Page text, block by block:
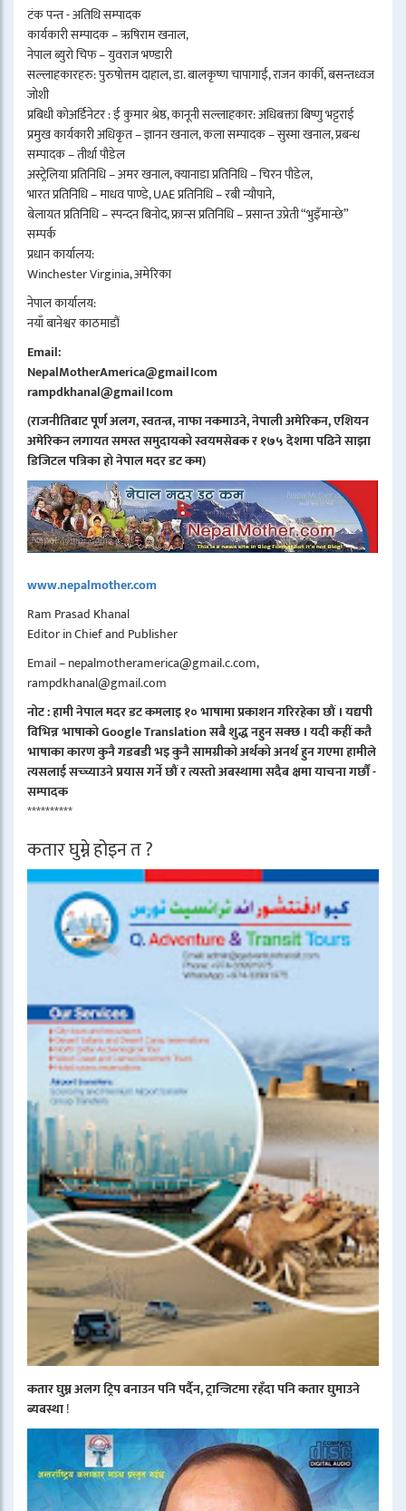
टंक पन्त - अतिथि सम्पादक
कार्यकारी सम्पादक – ऋषिराम खनाल,
नेपाल ब्युरो चिफ – युवराज भण्डारी
सल्लाहकारहरु: पुरुषोत्तम दाहाल, डा. बालकृष्ण चापागाईं, राजन कार्की, बसन्तध्वज
जोशी
प्रबिधी कोअर्डिनेटर : ई कुमार श्रेष्ठ, कानूनी सल्लाहकार: अधिबक्ता बिष्णु भट्टराई
प्रमुख कार्यकारी अधिकृत – ज्ञानन खनाल, कला सम्पादक – सुस्मा खनाल, प्रबन्ध
सम्पादक – तीर्था पौडेल
अस्ट्रेलिया प्रतिनिधि – अमर खनाल, क्यानाडा प्रतिनिधि – चिरन पौडेल,
भारत प्रतिनिधि – माधव पाण्डे, UAE प्रतिनिधि – रबी न्यौपाने,
बेलायत प्रतिनिधि – स्पन्दन बिनोद, फ्रान्स प्रतिनिधि – प्रसान्त उप्रेती “भुइँमान्छे”
सम्पर्क
प्रधान कार्यालय:
Winchester Virginia, अमेरिका
नेपाल कार्यालय:
नयाँ बानेश्वर काठमाडौं
Email:
NepalMotherAmerica@gmail।com
rampdkhanal@gmail।com
(राजनीतिबाट पूर्ण अलग, स्वतन्त्र, नाफा नकमाउने, नेपाली अमेरिकन, एशियन
अमेरिकन लगायत समस्त समुदायको स्वयमसेबक र १७५ देशमा पढिने साझा
डिजिटल पत्रिका हो नेपाल मदर डट कम)
www.nepalmother.com
Ram Prasad Khanal
Editor in Chief and Publisher
Email – nepalmotheramerica@gmail.c.com,
rampdkhanal@gmail.com
नोट : हामी नेपाल मदर डट कमलाइ १० भाषामा प्रकाशन गरिरहेका छौं । यद्यपी
विभिन्न भाषाको Google Translation सबै शुद्ध नहुन सक्छ । यदी कहीं कतै
भाषाका कारण कुनै गडबडी भइ कुनै सामग्रीको अर्थको अनर्थ हुन गएमा हामीले
त्यसलाई सच्च्याउने प्रयास गर्ने छौं र त्यस्तो अबस्थामा सदैब क्षमा याचना गर्छौं -
सम्पादक
**********
कतार घुम्ने होइन त ?
कतार घुम्न अलग ट्रिप बनाउन पनि पर्दैन, ट्रान्जिटमा रहँदा पनि कतार घुमाउने
ब्यबस्था!